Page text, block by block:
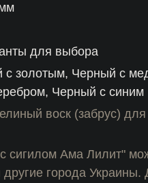
для выбора
с золотым, Черный с
Черный с синим
воск (забрус)
сигилом Ама Лилит"
города Украины.